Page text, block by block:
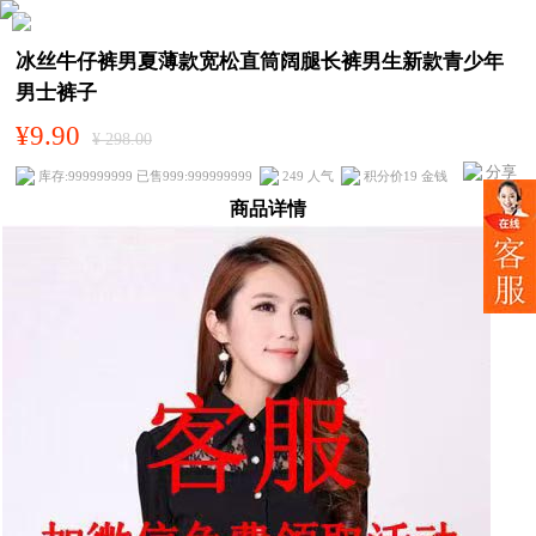
冰丝牛仔裤男夏薄款宽松直筒阔腿长裤男生新款青少年
男士裤子
分享
¥9.90 ¥ 298.00
库存:999999999 已售999:999999999 249 人气 积分价19 金钱
商品详情